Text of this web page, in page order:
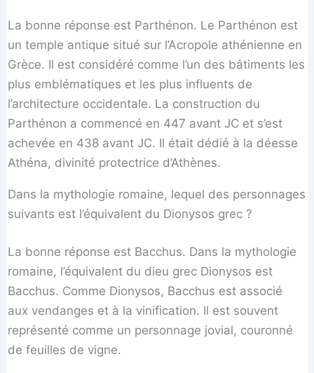
La bonne réponse est Parthénon. Le Parthénon est
un temple antique situé sur l’Acropole athénienne en
Grèce. Il est considéré comme l’un des bâtiments les
plus emblématiques et les plus influents de
l’architecture occidentale. La construction du
Parthénon a commencé en 447 avant JC et s’est
achevée en 438 avant JC. Il était dédié à la déesse
Athéna, divinité protectrice d’Athènes.
Dans la mythologie romaine, lequel des personnages
suivants est l’équivalent du Dionysos grec ?
La bonne réponse est Bacchus. Dans la mythologie
romaine, l’équivalent du dieu grec Dionysos est
Bacchus. Comme Dionysos, Bacchus est associé
aux vendanges et à la vinification. Il est souvent
représenté comme un personnage jovial, couronné
de feuilles de vigne.